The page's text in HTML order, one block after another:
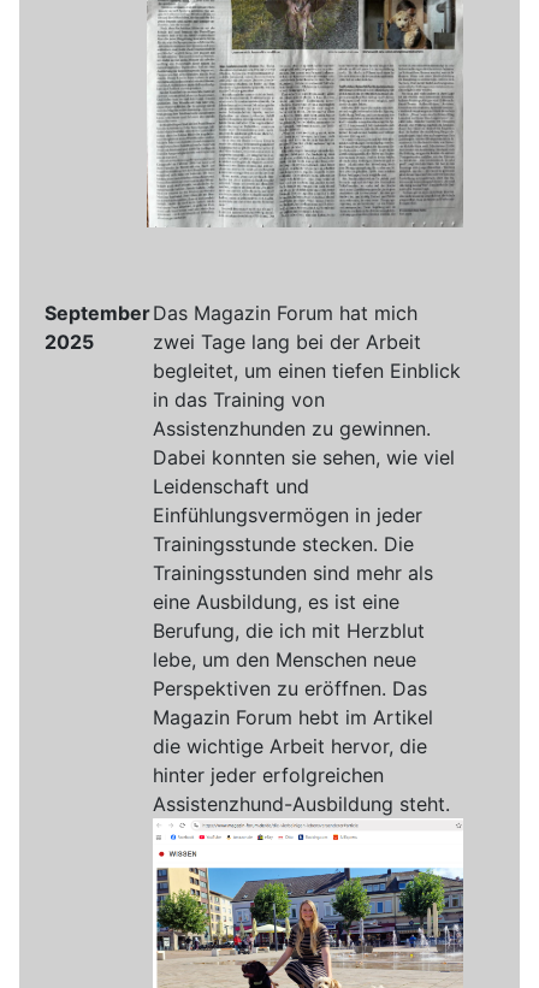
September
2025
Das Magazin Forum hat mich
zwei Tage lang bei der Arbeit
begleitet, um einen tiefen Einblick
in das Training von
Assistenzhunden zu gewinnen.
Dabei konnten sie sehen, wie viel
Leidenschaft und
Einfühlungsvermögen in jeder
Trainingsstunde stecken. Die
Trainingsstunden sind mehr als
eine Ausbildung, es ist eine
Berufung, die ich mit Herzblut
lebe, um den Menschen neue
Perspektiven zu eröffnen. Das
Magazin Forum hebt im Artikel
die wichtige Arbeit hervor, die
hinter jeder erfolgreichen
Assistenzhund-Ausbildung steht.